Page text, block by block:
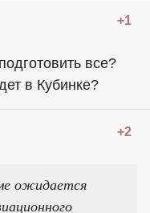
+1
все?
в Кубинке?
+2
ожидается